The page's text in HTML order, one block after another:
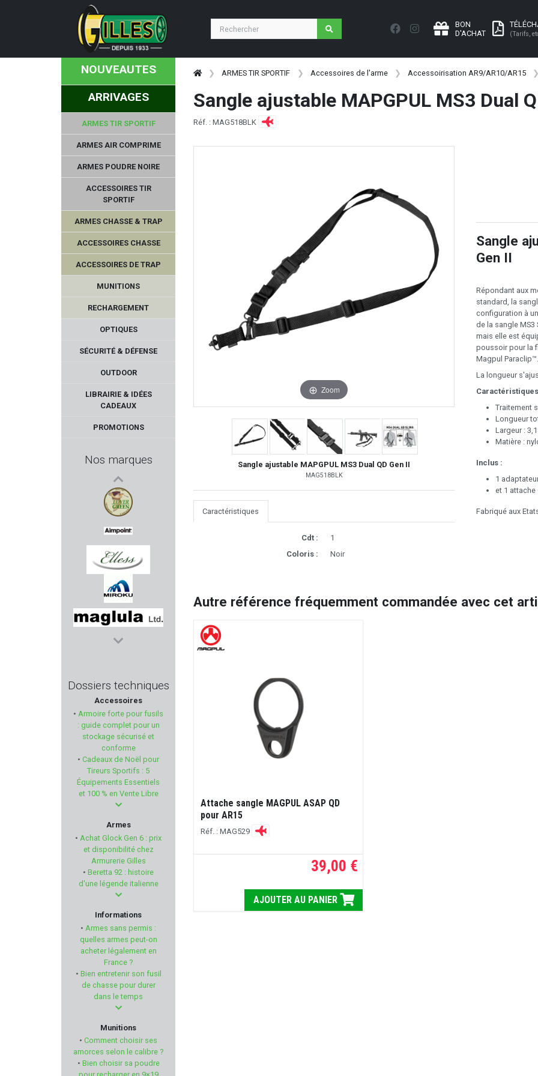
BON
D'ACHAT
(Tarifs,
NOUVEAUTES
ARRIVAGES
ARMES TIR SPORTIF
ARMES AIR COMPRIME
ARMES POUDRE NOIRE
ACCESSOIRES TIR
SPORTIF
ARMES CHASSE & TRAP
ACCESSOIRES CHASSE
ACCESSOIRES DE TRAP
MUNITIONS
RECHARGEMENT
OPTIQUES
SÉCURITÉ & DÉFENSE
OUTDOOR
LIBRAIRIE & IDÉES
CADEAUX
PROMOTIONS
Nos marques
BASCHIERI & PELLAGRI
LOVERGREEN
AIMPOINT
ELLESS
MIROKU
MAGLULA
ALTEX
WALKER'S
2A ARMAMENT
BLACK BEASTS
HOLOSUN
WALKSTOOL
IWI
MERCUREY MANSART
TIKKA
HAWKE
Dossiers techniques
Accessoires
• Armoire forte pour fusils
: guide complet pour un
stockage sécurisé et
conforme
• Cadeaux de Noël pour
Tireurs Sportifs : 5
Équipements Essentiels
et 100 % en Vente Libre
Armes
• Achat Glock Gen 6 : prix
et disponibilité chez
Armurerie Gilles
• Beretta 92 : histoire
d'une légende italienne
Informations
• Armes sans permis :
quelles armes peut-on
acheter légalement en
France ?
• Bien entretenir son fusil
de chasse pour durer
dans le temps
Munitions
• Comment choisir ses
amorces selon le calibre ?
• Bien choisir sa poudre
ARMES TIR SPORTIF Accessoires de l'arme Accessoirisation AR9/AR10/AR15
Sangle ajustable MAPGPUL MS3 Dual
Réf. : MAG518BLK
Zoom
Sangle ajustable MAPGPUL MS3 Dual QD Gen II
MAG518BLK
Caractéristiques
Cdt :
1
Coloris :
Noir
Sangle
Gen II
Répondant aux
standard, la
configuration à
de la sangle MS3
mais elle est
poussoir pour la
Magpul Paraclip™.
La longueur
Traitement
Longueur
Largeur :
Matière :
Inclus :
1
et 1 attache
Fabriqué aux
Autre référence fréquemment commandée avec cet
Attache sangle MAGPUL ASAP QD
pour AR15
Réf. : MAG529
39,00 €
AJOUTER AU PANIER